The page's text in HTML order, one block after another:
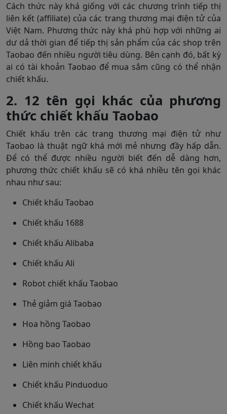
Cách thức này khá giống với các chương trình tiếp thị
liên kết (affiliate) của các trang thương mại điện tử của
Việt Nam. Phương thức này khá phù hợp với những ai
dư dả thời gian để tiếp thị sản phẩm của các shop trên
Taobao đến nhiều người tiêu dùng. Bên cạnh đó, bất kỳ
ai có tài khoản Taobao để mua sắm cũng có thể nhận
chiết khấu.
2. 12 tên gọi khác của phương
thức chiết khấu Taobao
Chiết khấu trên các trang thương mại điện tử như
Taobao là thuật ngữ khá mới mẻ nhưng đầy hấp dẫn.
Để có thể được nhiều người biết đến dễ dàng hơn,
phương thức chiết khấu sẽ có khá nhiều tên gọi khác
nhau như sau:
Chiết khấu Taobao
Chiết khấu 1688
Chiết khấu Alibaba
Chiết khấu Ali
Robot chiết khấu Taobao
Thẻ giảm giá Taobao
Hoa hồng Taobao
Hồng bao Taobao
Liên minh chiết khấu
Chiết khấu Pinduoduo
Chiết khấu Wechat